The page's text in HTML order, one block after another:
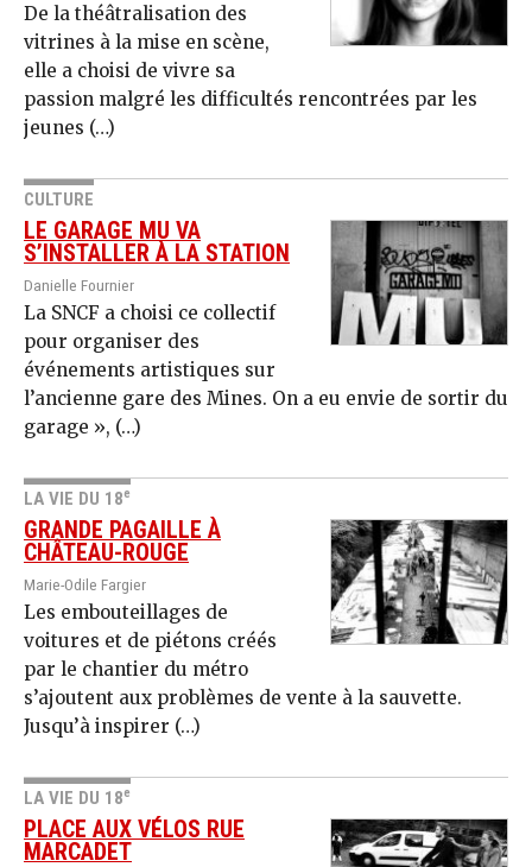
De la théâtralisation des
vitrines à la mise en scène,
elle a choisi de vivre sa
passion malgré les difficultés rencontrées par les
jeunes (…)
CULTURE
LE GARAGE MU VA
S’INSTALLER À LA STATION
Danielle Fournier
La SNCF a choisi ce collectif
pour organiser des
événements artistiques sur
l’ancienne gare des Mines. On a eu envie de sortir du
garage », (…)
LA VIE DU 18e
GRANDE PAGAILLE À
CHÂTEAU-ROUGE
Marie-Odile Fargier
Les embouteillages de
voitures et de piétons créés
par le chantier du métro
s’ajoutent aux problèmes de vente à la sauvette.
Jusqu’à inspirer (…)
LA VIE DU 18e
PLACE AUX VÉLOS RUE
MARCADET